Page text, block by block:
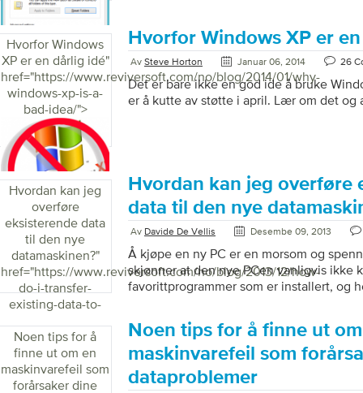
Hvorfor Windows
XP er en dårlig idé"
href="https://www.reviversoft.com/no/blog/2014/01/why-
windows-xp-is-a-
bad-idea/">
Hvorfor Windows XP er
Av Steve Horton Januar 06, 2014 26
Det er bare ikke en god ide å bruke
er å kutte av støtte i april. Lær om det og
Hvordan kan jeg
overføre
eksisterende data
til den nye
datamaskinen?"
href="https://www.reviversoft.com/no/blog/2013/12/how-
do-i-transfer-
existing-data-to-
computer/">
Hvordan kan jeg overføre
data til den nye
Av Davide De Vellis Desembe 09, 2013
Å kjøpe en ny PC er en morsom og
skjønner at den nye PCen vanligvis ikke
favorittprogrammer som er installert, og
filmer som er alt perfekt organisert som
Microsoft har et ganske kult program
å overføre data på tvers av
(og heldigvis ganske enkelt) for alle.
flytte data over […]
Noen tips for å
finne ut om en
maskinvarefeil som
forårsaker dine
Noen tips for å finne ut
maskinvarefeil som
dataproblemer